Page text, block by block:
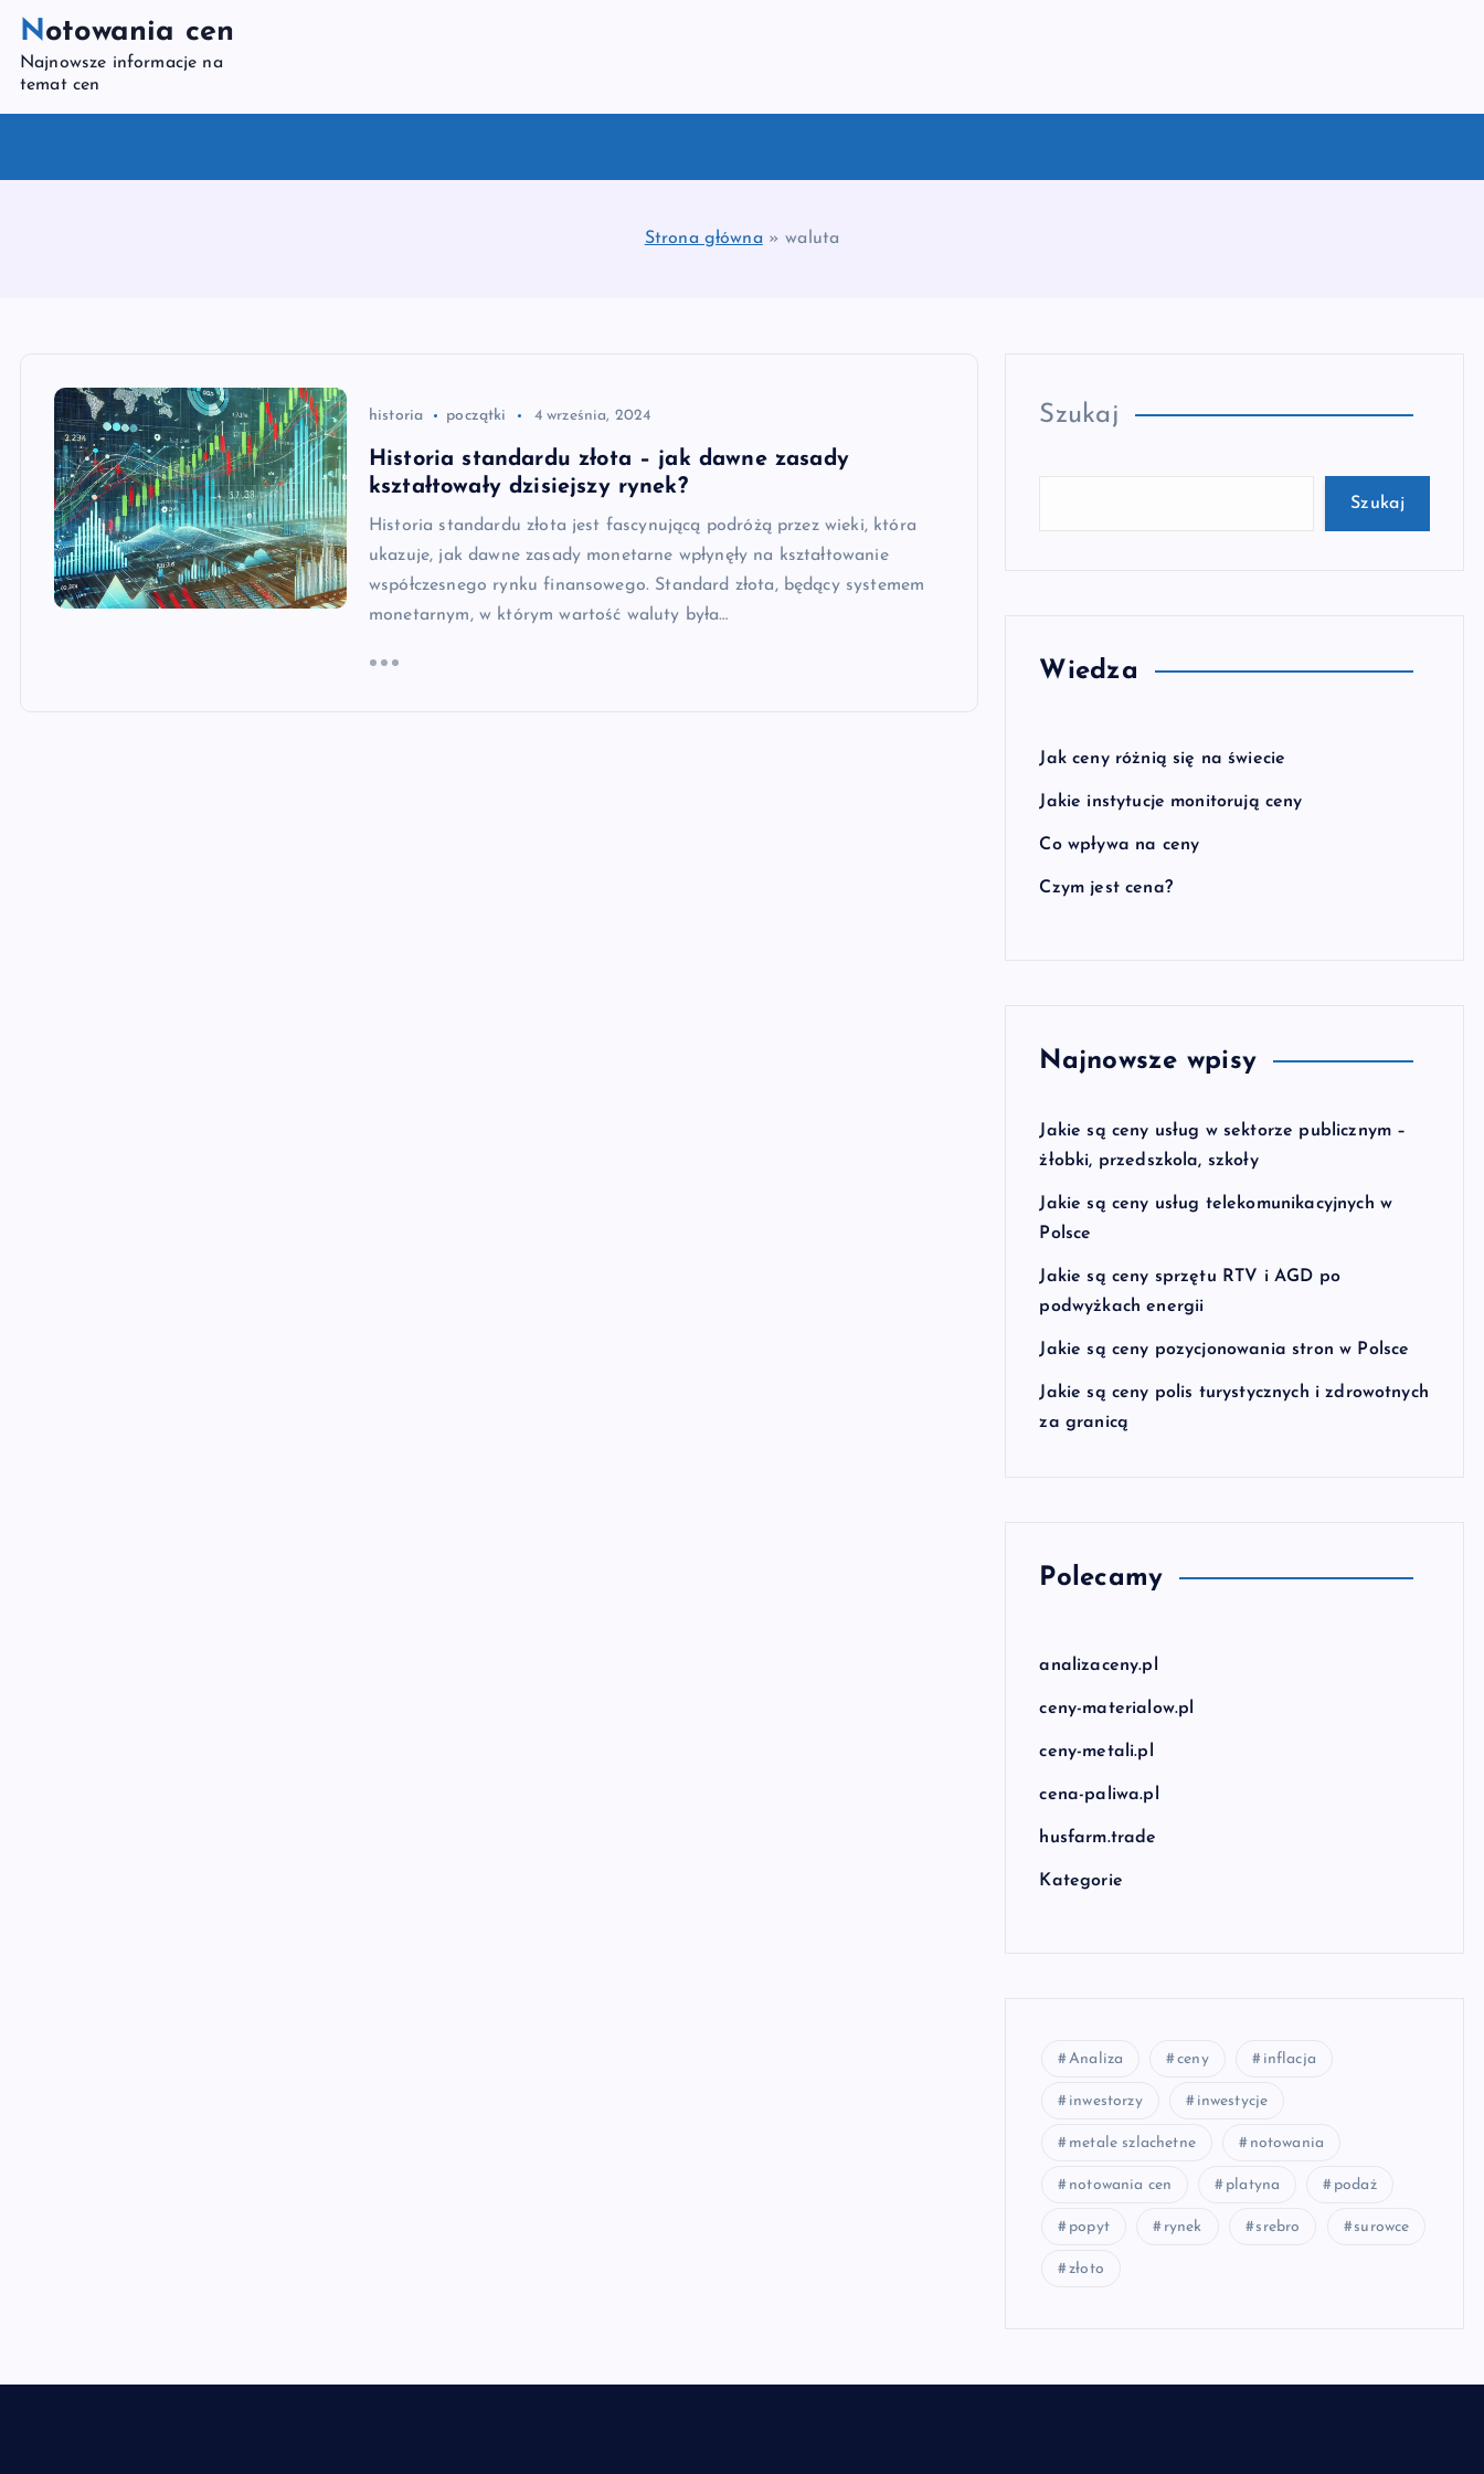
Notowania cen
Najnowsze informacje na
temat cen
Strona główna »waluta
historia początki 4 września, 2024
Historia standardu złota – jak dawne zasady
kształtowały dzisiejszy rynek?
Historia standardu złota jest fascynującą podróżą przez wieki, która
ukazuje, jak dawne zasady monetarne wpłynęły na kształtowanie
współczesnego rynku finansowego. Standard złota, będący systemem
monetarnym, w którym wartość waluty była…
Szukaj
Szukaj
Wiedza
Jak ceny różnią się na świecie
Jakie instytucje monitorują ceny
Co wpływa na ceny
Czym jest cena?
Najnowsze wpisy
Jakie są ceny usług w sektorze publicznym –
żłobki, przedszkola, szkoły
Jakie są ceny usług telekomunikacyjnych w
Polsce
Jakie są ceny sprzętu RTV i AGD po
podwyżkach energii
Jakie są ceny pozycjonowania stron w Polsce
Jakie są ceny polis turystycznych i zdrowotnych
za granicą
Polecamy
analizaceny.pl
ceny-materialow.pl
ceny-metali.pl
cena-paliwa.pl
husfarm.trade
Kategorie
Analiza ceny inflacja
inwestorzy inwestycje
metale szlachetne notowania
notowania cen platyna podaż
popyt rynek srebro surowce
złoto